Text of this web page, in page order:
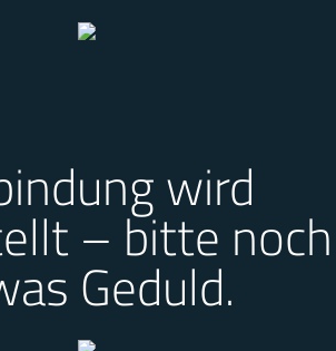
wird
– bitte noch
Geduld.